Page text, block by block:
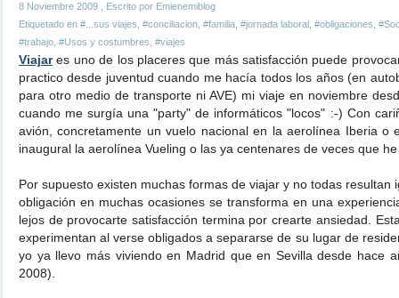
8 Noviembre 2009 , Escrito por Emienemiblog
Etiquetado en #...sus viajes #conciliacion #familia #jornada laboral #obligaciones
#trabajo #Usos y costumbres #viajes
Viajares uno de los placeres que más satisfacción puede
practico desde juventud cuando me hacía todos los años (en
para otro medio de transporte ni AVE) mi viaje en noviembre
cuando me surgía una "party" de informáticos "locos" :-) Con
avión, concretamente un vuelo nacional en la aerolínea Iberia o
inaugural la aerolínea Vueling o las ya centenares de veces que he
Por supuesto existen muchas formas de viajar y no todas resultan
obligación en muchas ocasiones se transforma en una
lejos de provocarte satisfacción termina por crearte ansiedad.
experimentan al verse obligados a separarse de su lugar de
yo ya llevo más viviendo en Madrid que en Sevilla desde hace
2008).